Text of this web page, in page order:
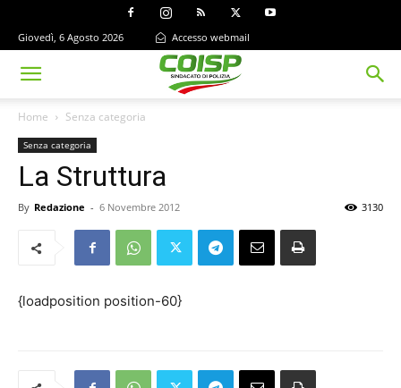
Giovedì, 6 Agosto 2026 Accesso webmail
Home Senza categoria
Senza categoria
La Struttura
By Redazione - 6 Novembre 2012 3130
{loadposition position-60}